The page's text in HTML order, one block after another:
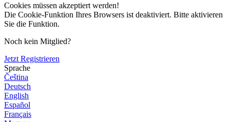
Cookies müssen akzeptiert werden!
Die Cookie-Funktion Ihres Browsers ist deaktiviert. Bitte aktivieren
Sie die Funktion.
Noch kein Mitglied?
Jetzt Registrieren
Sprache
Čeština
Deutsch
English
Español
Français